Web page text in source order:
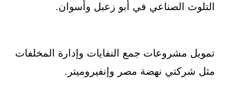
التلوث الصناعي في أبو زعبل وأسوان.
تمويل مشروعات جمع النفايات وإدارة المخلفات
مثل شركتي نهضة مصر وإنفيروميتر.